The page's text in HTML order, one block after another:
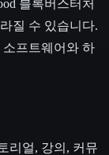
블록버스터처
질 수 있습니다.
프트웨어와 하
리얼, 강의, 커뮤